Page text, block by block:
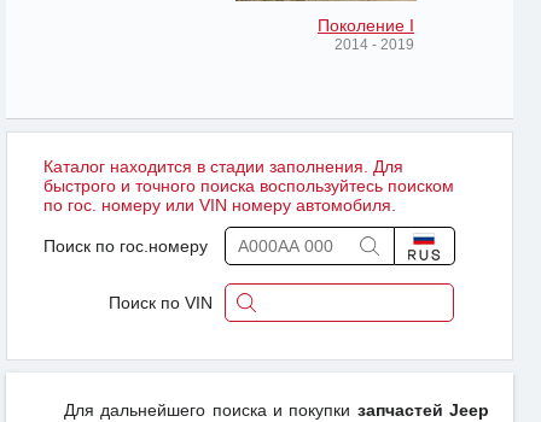
Поколение I
2014 - 2019
Каталог находится в стадии заполнения. Для
быстрого и точного поиска воспользуйтесь поиском
по гос. номеру или VIN номеру автомобиля.
Поиск по гос.номеру
Поиск по VIN
Для дальнейшего поиска и покупки запчастей Jeep